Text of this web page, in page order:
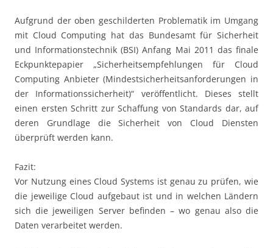
Aufgrund der oben geschilderten Problematik im Umgang
mit Cloud Computing hat das Bundesamt für Sicherheit
und Informationstechnik (BSI) Anfang Mai 2011 das finale
Eckpunktepapier „Sicherheitsempfehlungen für Cloud
Computing Anbieter (Mindestsicherheitsanforderungen in
der Informationssicherheit)“ veröffentlicht. Dieses stellt
einen ersten Schritt zur Schaffung von Standards dar, auf
deren Grundlage die Sicherheit von Cloud Diensten
überprüft werden kann.
Fazit:
Vor Nutzung eines Cloud Systems ist genau zu prüfen, wie
die jeweilige Cloud aufgebaut ist und in welchen Ländern
sich die jeweiligen Server befinden – wo genau also die
Daten verarbeitet werden.